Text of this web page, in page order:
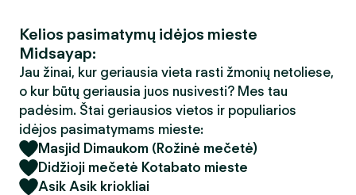
Kelios pasimatymų idėjos mieste
Midsayap:
Jau žinai, kur geriausia vieta rasti žmonių netoliese,
o kur būtų geriausia juos nusivesti? Mes tau
padėsim. Štai geriausios vietos ir populiarios
idėjos pasimatymams mieste:
Masjid Dimaukom (Rožinė mečetė)
Didžioji mečetė Kotabato mieste
Asik Asik kriokliai